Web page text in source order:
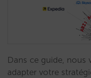
Dans ce guide, nous
adapter votre